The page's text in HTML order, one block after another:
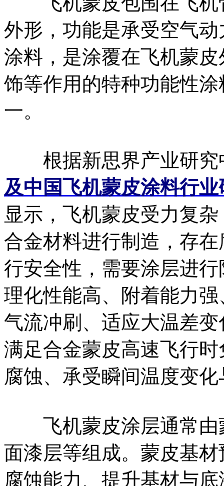
外形，功能是承受空气
涂料，是涂覆在飞机蒙
饰等作用的特种功能性
一。
根据新思界产业研究
及中国飞机蒙皮涂料行
显示，飞机蒙皮受力复
合金材料进行制造，存
行安全性，需要涂层进
理化性能高、附着能力
气流冲刷、适应大温差
满足合金蒙皮高速飞行
腐蚀、承受瞬间温度变
飞机蒙皮涂层通常由
面漆层等组成。蒙皮基
腐蚀能力、提升基材与